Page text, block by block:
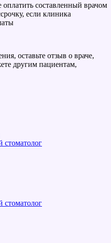
составленный врачом
если клиника
оставьте отзыв о враче,
другим пациентам,
стоматолог
стоматолог